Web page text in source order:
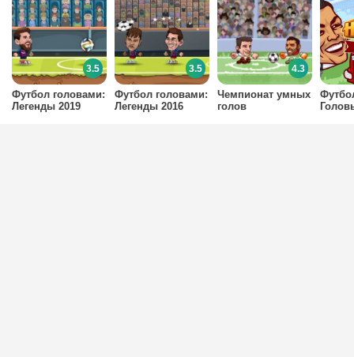
Футбол головами:
Легенды 2019
3.5
Футбол головами:
Легенды 2016
3.5
Чемпионат умных
голов
4.3